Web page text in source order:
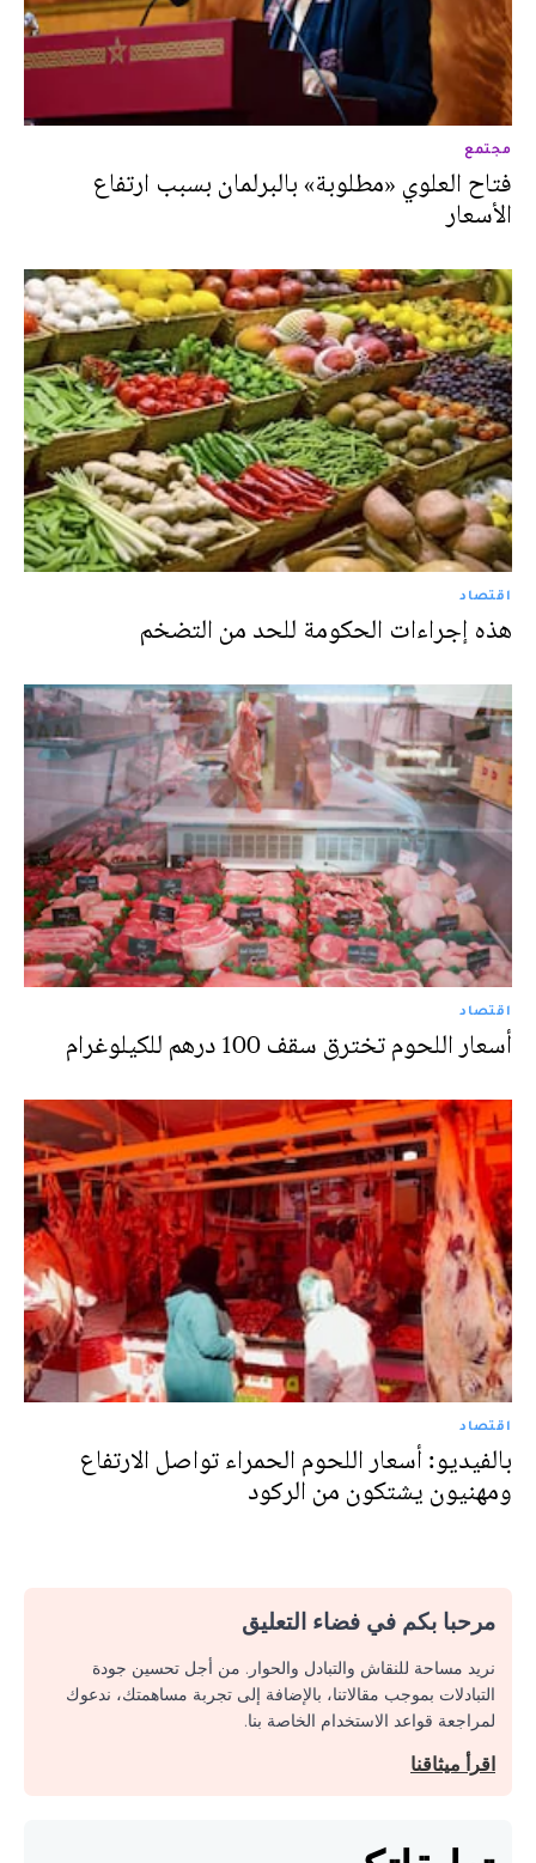
مجتمع
فتاح العلوي «مطلوبة» بالبرلمان بسبب ارتفاع
الأسعار
اقتصاد
هذه إجراءات الحكومة للحد من التضخم
اقتصاد
أسعار اللحوم تخترق سقف 100 درهم للكيلوغرام
اقتصاد
بالفيديو: أسعار اللحوم الحمراء تواصل الارتفاع
ومهنيون يشتكون من الركود
مرحبا بكم في فضاء التعليق
نريد مساحة للنقاش والتبادل والحوار. من أجل تحسين جودة
التبادلات بموجب مقالاتنا، بالإضافة إلى تجربة مساهمتك، ندعوك
لمراجعة قواعد الاستخدام الخاصة بنا.
اقرأ ميثاقنا